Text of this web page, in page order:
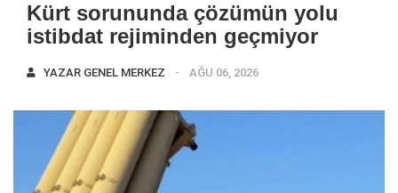
Kürt sorununda çözümün yolu
istibdat rejiminden geçmiyor
YAZAR GENEL MERKEZ AĞU 06, 2026